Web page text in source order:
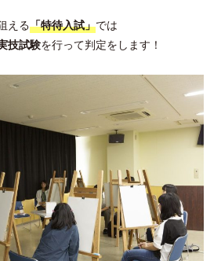
える「特待入試」では
技試験を行って判定をします！